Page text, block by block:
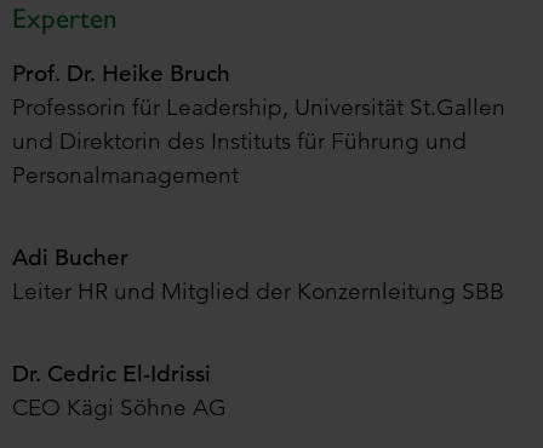
Experten
Prof. Dr. Heike Bruch
Professorin für Leadership, Universität St.Gallen
und Direktorin des Instituts für Führung und
Personalmanagement
Adi Bucher
Leiter HR und Mitglied der Konzernleitung SBB
Dr. Cedric El-Idrissi
CEO Kägi Söhne AG